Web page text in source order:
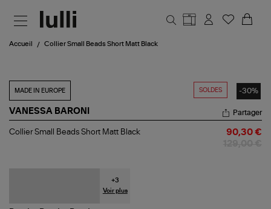
Accueil Collier Small Beads Short Matt Black
SOLDES -30%
MADE IN EUROPE
VANESSA BARONI
Collier
Partager
Collier Small Beads Short Matt Black 90,30 €
+3
Voir plus